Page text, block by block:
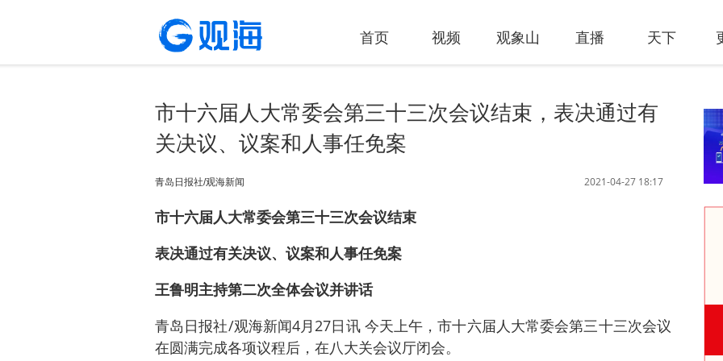
首页 视频 观象山 直播 天下
市十六届人大常委会第三十三次会议结束，表决通过有
关决议、议案和人事任免案
2021-04-27 18:17
青岛日报社/观海新闻
市十六届人大常委会第三十三次会议结束
表决通过有关决议、议案和人事任免案
王鲁明主持第二次全体会议并讲话
青岛日报社/观海新闻4月27日讯 今天上午，市十六届人大常委会第三十三次会议
在圆满完成各项议程后，在八大关会议厅闭会。